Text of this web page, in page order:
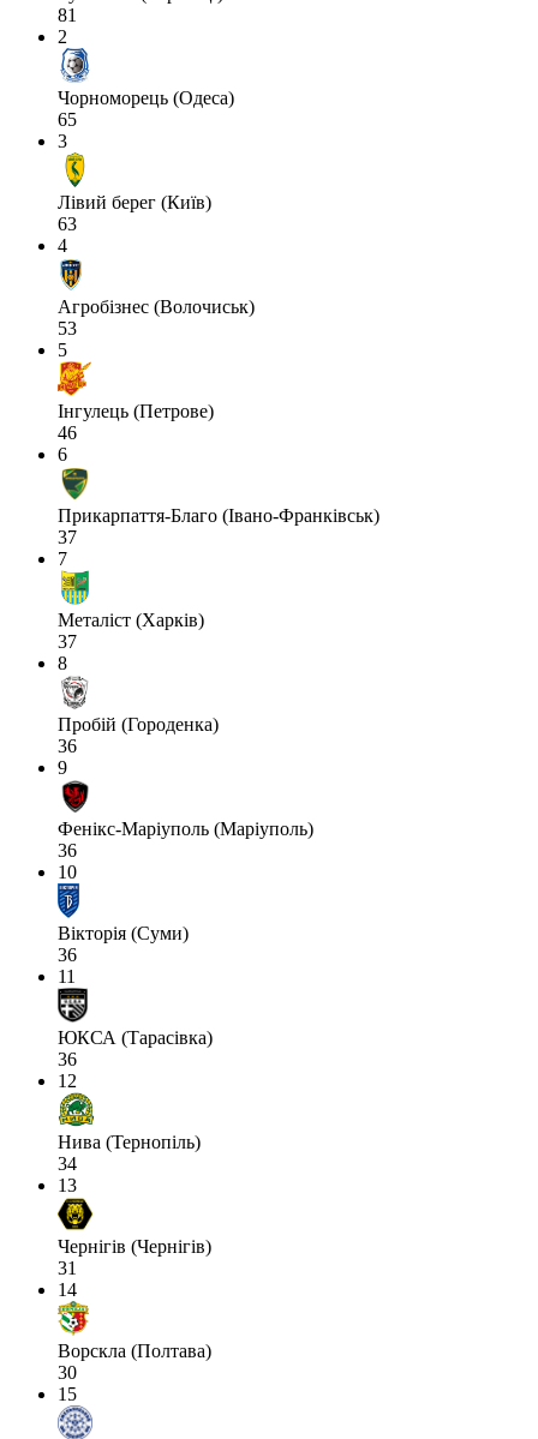
81
2
Чорноморець (Одеса)
65
3
Лівий берег (Київ)
63
4
Агробізнес (Волочиськ)
53
5
Інгулець (Петрове)
46
6
Прикарпаття-Благо (Івано-Франківськ)
37
7
Металіст (Харків)
37
8
Пробій (Городенка)
36
9
Фенікс-Маріуполь (Маріуполь)
36
10
Вікторія (Суми)
36
11
ЮКСА (Тарасівка)
36
12
Нива (Тернопіль)
34
13
Чернігів (Чернігів)
31
14
Ворскла (Полтава)
30
15